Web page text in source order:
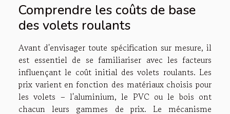
Comprendre les coûts de base
des volets roulants
Avant d'envisager toute spécification sur mesure, il
est essentiel de se familiariser avec les facteurs
influençant le coût initial des volets roulants. Les
prix varient en fonction des matériaux choisis pour
les volets – l'aluminium, le PVC ou le bois ont
chacun leurs gammes de prix. Le mécanisme